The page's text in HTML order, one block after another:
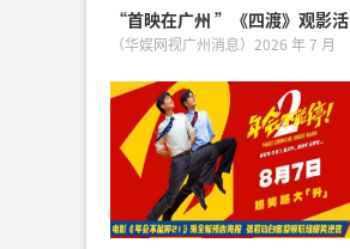
“首映在广州 ”《四渡》观影活
动在穗举办 观众在光影中汲取奋
进力量
（华娱网视广州消息）2026 年 7 月
业集团联合主办“首映在广州 ”纪念
红军长征胜利 90 周年重点影片《四
渡》优秀电影...